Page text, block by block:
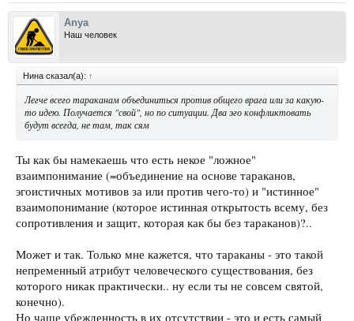
Anya
Наш человек
Нина сказал(а): ↑
Легче всего тараканам объединиться против общего врага или за какую-
то идею. Получается "свой", но по ситуации. Два эго конфликтовать
будут всегда, не там, так сям
Ты как бы намекаешь что есть некое "ложное"
взаимпонимание (=объединение на основе тараканов,
эгоистичных мотивов за или против чего-то) и "истинное"
взаимопонимание (которое истинная открытость всему, без
сопротивления и защит, которая как бы без тараканов)?..
Может и так. Только мне кажется, что тараканы - это такой
непременный атрибут человеческого существования, без
которого никак практически.. ну если ты не совсем святой,
конечно).
Но чаще убежденность в их отсутствии - это и есть самый